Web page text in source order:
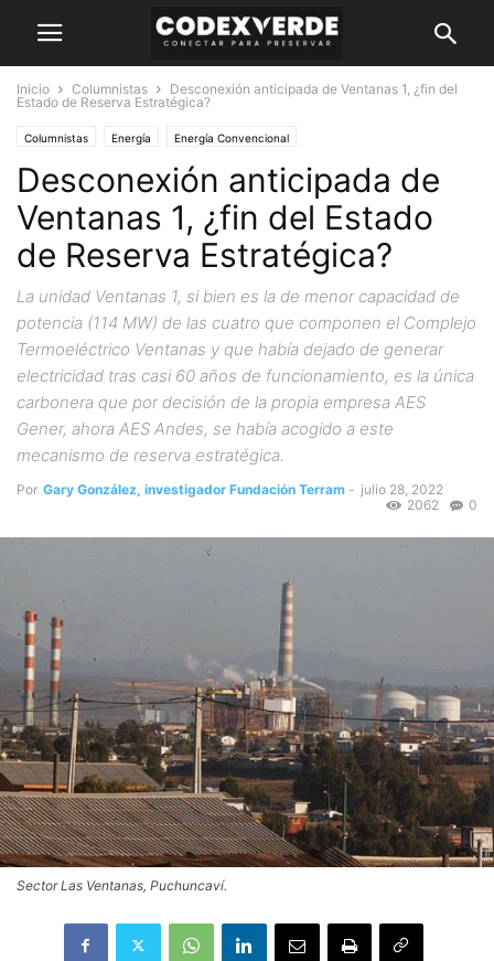
Inicio Columnistas
Desconexión anticipada de Ventanas 1, ¿fin del
Estado de Reserva Estratégica?
Columnistas Energía Energía Convencional
Desconexión anticipada de
Ventanas 1, ¿fin del Estado
de Reserva Estratégica?
La unidad Ventanas 1, si bien es la de menor capacidad de
potencia (114 MW) de las cuatro que componen el Complejo
Termoeléctrico Ventanas y que había dejado de generar
electricidad tras casi 60 años de funcionamiento, es la única
carbonera que por decisión de la propia empresa AES
Gener, ahora AES Andes, se había acogido a este
mecanismo de reserva estratégica.
Por Gary González, investigador Fundación Terram - julio 28, 2022
0
2062
Sector Las Ventanas, Puchuncaví.